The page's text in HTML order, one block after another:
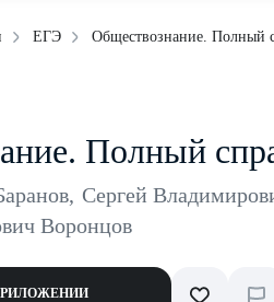
ЕГЭ Обществознание. Полный
Полный
, Сергей
Воронцов